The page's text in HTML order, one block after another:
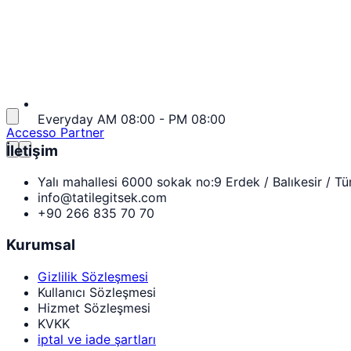
Accesso Partner
Everyday AM 08:00 - PM 08:00
İletişim
Yalı mahallesi 6000 sokak no:9 Erdek / Balıkesir /
info@tatilegitsek.com
+90 266 835 70 70
Kurumsal
Gizlilik Sözleşmesi
Kullanıcı Sözleşmesi
Hizmet Sözleşmesi
KVKK
iptal ve iade şartları